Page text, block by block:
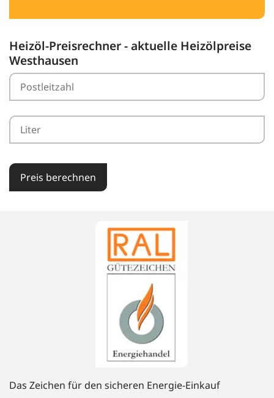
Heizöl-Preisrechner - aktuelle Heizölpreise
Westhausen
Preis berechnen
Das Zeichen für den sicheren Energie-Einkauf